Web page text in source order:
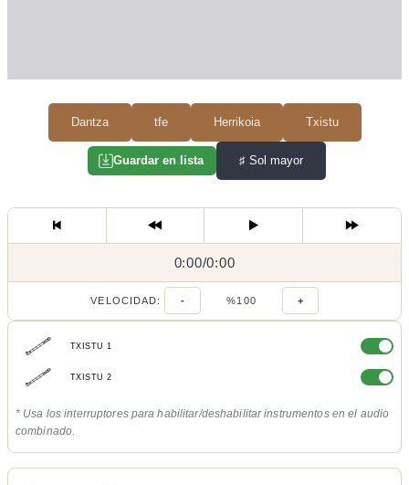
Dantza tfe Herrikoia Txistu
Guardar en lista ♯ Sol mayor
0:00/
0:00/0:00
VELOCIDAD: - %100 +
TXISTU 1
TXISTU 2
* Usa los interruptores para habilitar/deshabilitar instrumentos en el audio
combinado.